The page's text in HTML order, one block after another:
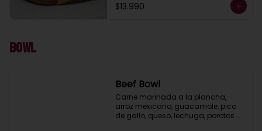
$13.990
Bowl
Beef Bowl
Carne marinada a la plancha,
arroz mexicano, guacamole, pico
de gallo, queso, lechuga, porotos